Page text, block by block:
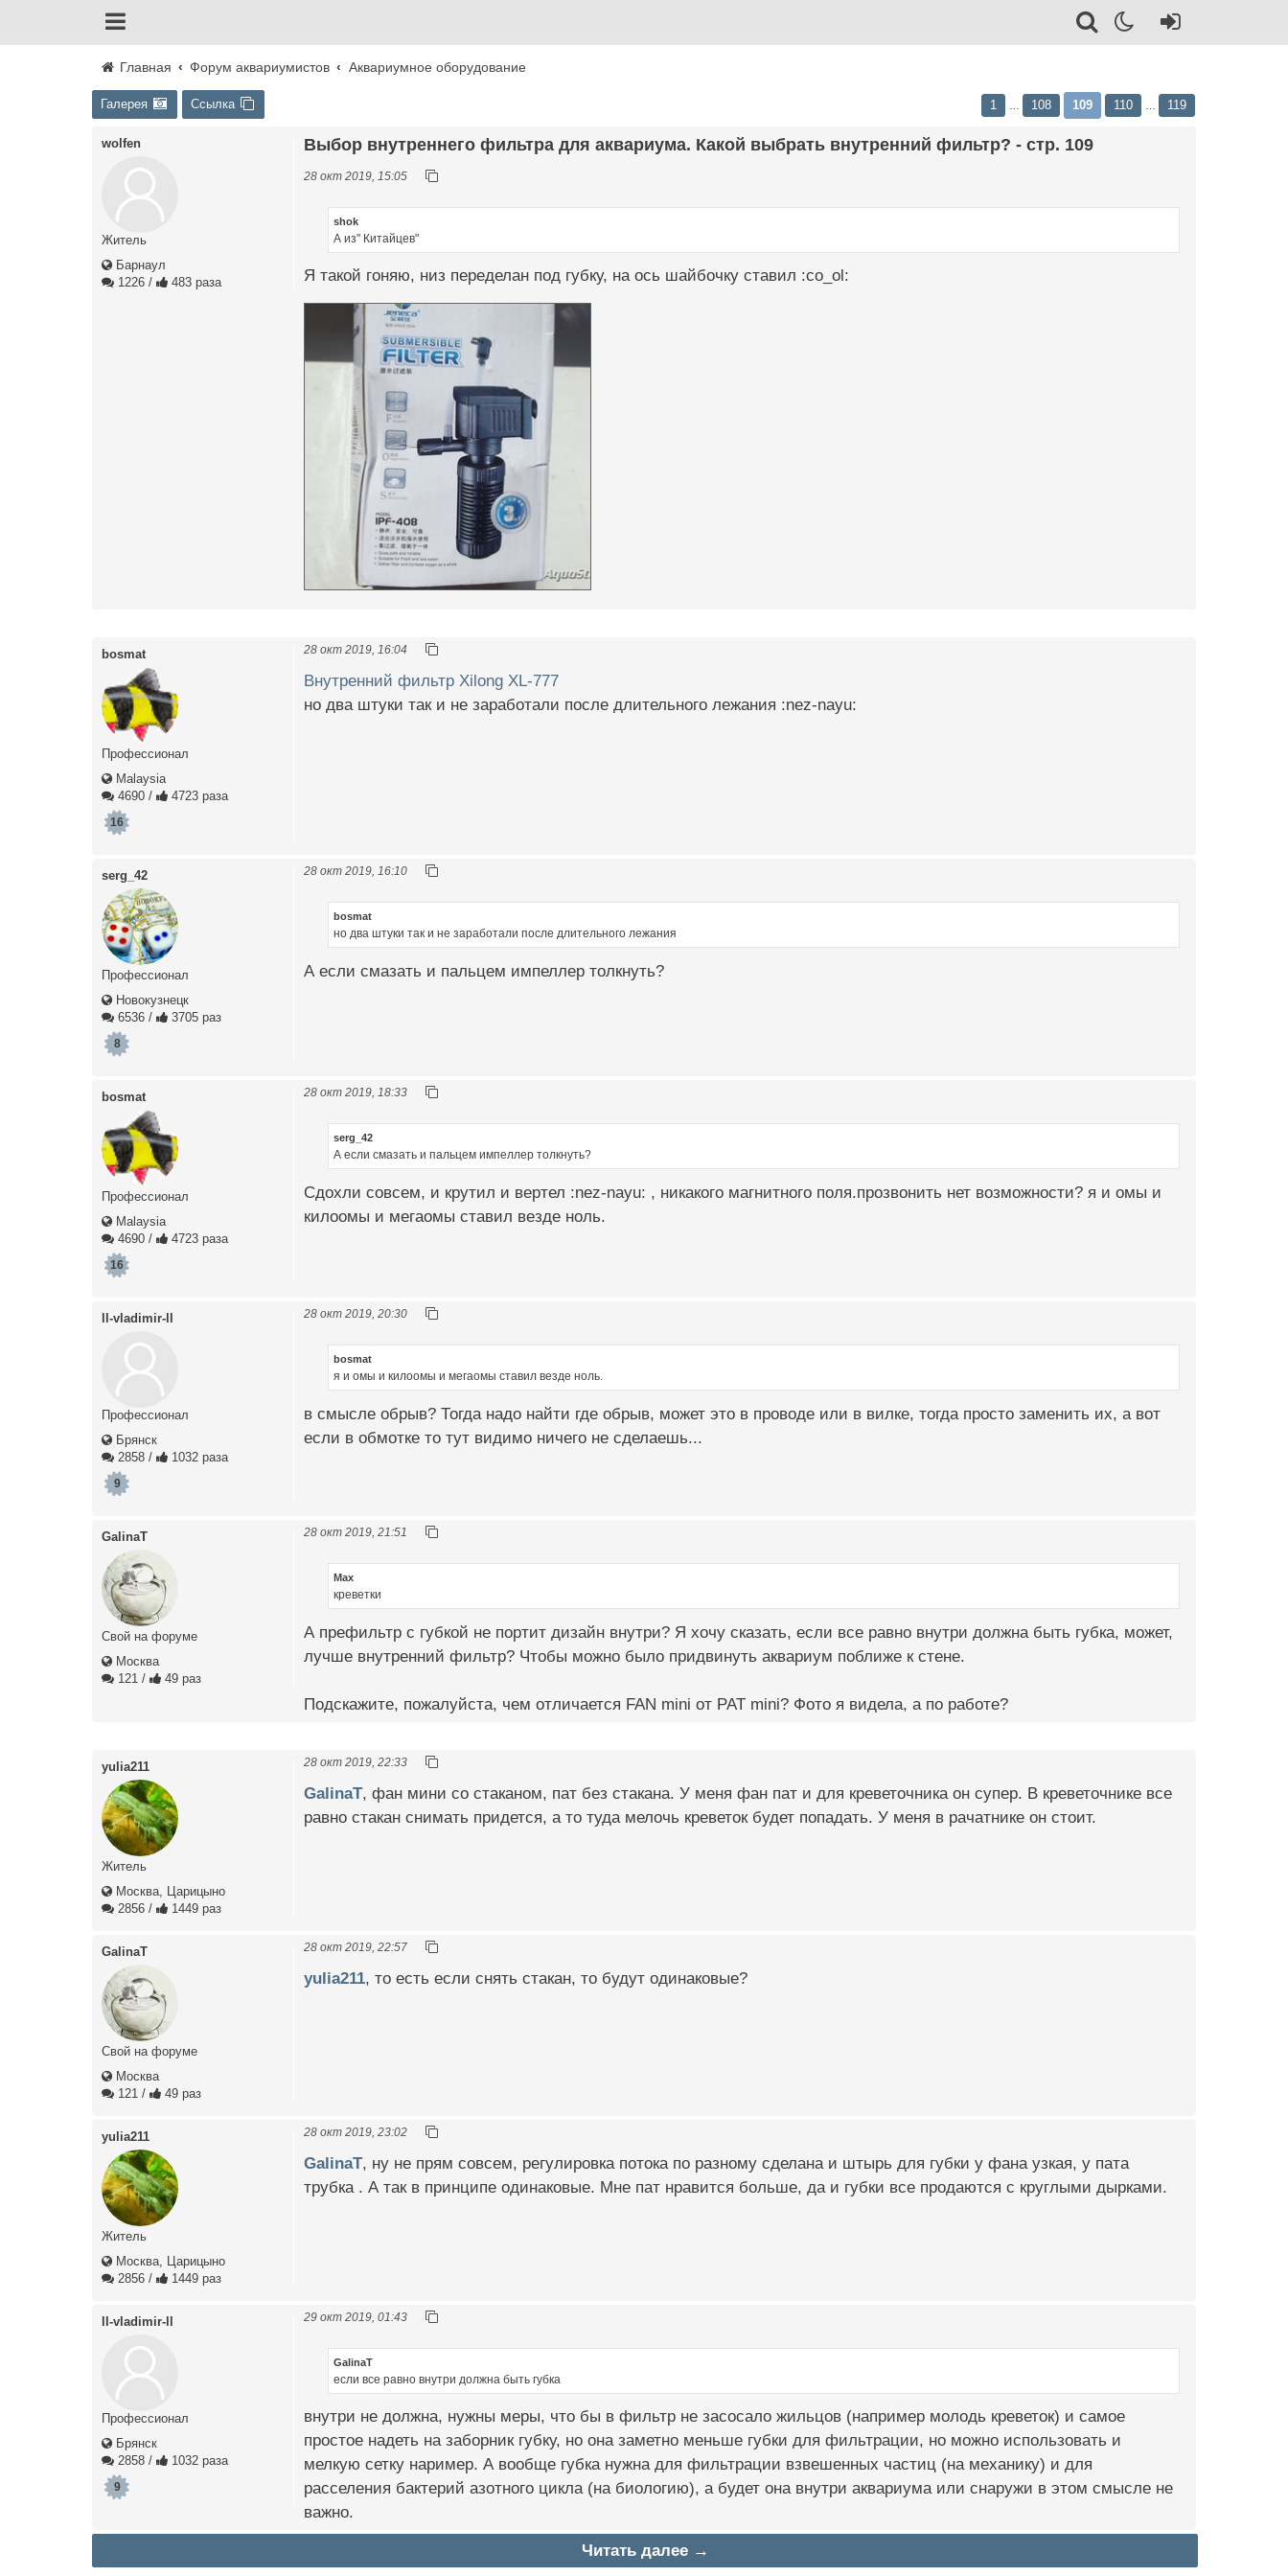
Главная Форум аквариумистов Аквариумное оборудование
Галерея Ссылка 1 108 109 110 119
wolfen
Житель
Барнаул
1226 / 483 раза
Выбор внутреннего фильтра для аквариума. Какой выбрать внутренний фильтр? - стр. 109
28 окт 2019, 15:05
shok
А из" Китайцев"
Я такой гоняю, низ переделан под губку, на ось шайбочку ставил :co_ol:
bosmat
Профессионал
Malaysia
4690 / 4723 раза
16
28 окт 2019, 16:04
Внутренний фильтр Xilong XL-777
но два штуки так и не заработали после длительного лежания :nez-nayu:
serg_42
Профессионал
Новокузнецк
6536 / 3705 раз
8
28 окт 2019, 16:10
bosmat
но два штуки так и не заработали после длительного лежания
А если смазать и пальцем импеллер толкнуть?
bosmat
Профессионал
Malaysia
4690 / 4723 раза
16
28 окт 2019, 18:33
serg_42
А если смазать и пальцем импеллер толкнуть?
Сдохли совсем, и крутил и вертел :nez-nayu: , никакого магнитного поля.прозвонить нет возможности? я и омы и
килоомы и мегаомы ставил везде ноль.
ll-vladimir-ll
Профессионал
Брянск
2858 / 1032 раза
9
28 окт 2019, 20:30
bosmat
я и омы и килоомы и мегаомы ставил везде ноль.
в смысле обрыв? Тогда надо найти где обрыв, может это в проводе или в вилке, тогда просто заменить их, а вот
если в обмотке то тут видимо ничего не сделаешь...
GalinaT
Свой на форуме
Москва
121 / 49 раз
28 окт 2019, 21:51
Max
креветки
А префильтр с губкой не портит дизайн внутри? Я хочу сказать, если все равно внутри должна быть губка, может,
лучше внутренний фильтр? Чтобы можно было придвинуть аквариум поближе к стене.
Подскажите, пожалуйста, чем отличается FAN mini от PAT mini? Фото я видела, а по работе?
yulia211
Житель
Москва, Царицыно
2856 / 1449 раз
28 окт 2019, 22:33
GalinaT, фан мини со стаканом, пат без стакана. У меня фан пат и для креветочника он супер. В креветочнике все
равно стакан снимать придется, а то туда мелочь креветок будет попадать. У меня в рачатнике он стоит.
GalinaT
Свой на форуме
Москва
121 / 49 раз
28 окт 2019, 22:57
yulia211, то есть если снять стакан, то будут одинаковые?
yulia211
Житель
Москва, Царицыно
2856 / 1449 раз
28 окт 2019, 23:02
GalinaT, ну не прям совсем, регулировка потока по разному сделана и штырь для губки у фана узкая, у пата
трубка . А так в принципе одинаковые. Мне пат нравится больше, да и губки все продаются с круглыми дырками.
ll-vladimir-ll
Профессионал
Брянск
2858 / 1032 раза
9
29 окт 2019, 01:43
GalinaT
если все равно внутри должна быть губка
внутри не должна, нужны меры, что бы в фильтр не засосало жильцов (например молодь креветок) и самое
простое надеть на заборник губку, но она заметно меньше губки для фильтрации, но можно использовать и
мелкую сетку наример. А вообще губка нужна для фильтрации взвешенных частиц (на механику) и для
расселения бактерий азотного цикла (на биологию), а будет она внутри аквариума или снаружи в этом смысле не
важно.
Читать далее →